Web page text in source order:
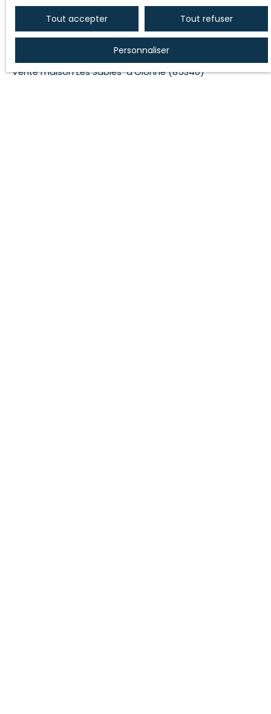
JE RECHERCHE UN BIEN
Vente maison Les Sables-d'Olonne (85100)
Vente maison Les Sables-d'Olonne (85340)
Tout accepter Tout refuser
Personnaliser